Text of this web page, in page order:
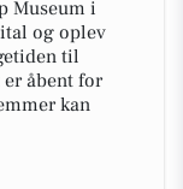
Museum i
og oplev
til
åbent for
kan